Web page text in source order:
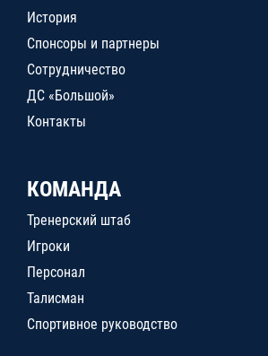
История
Спонсоры и партнеры
Сотрудничество
ДС «Большой»
Контакты
КОМАНДА
Тренерский штаб
Игроки
Персонал
Талисман
Спортивное руководство